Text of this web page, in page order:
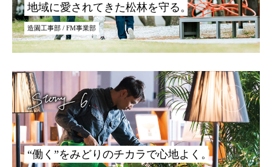
地域に愛されてきた松林を守る。
造園工事部 / FM事業部
“働く”をみどりのチカラで心地よく。